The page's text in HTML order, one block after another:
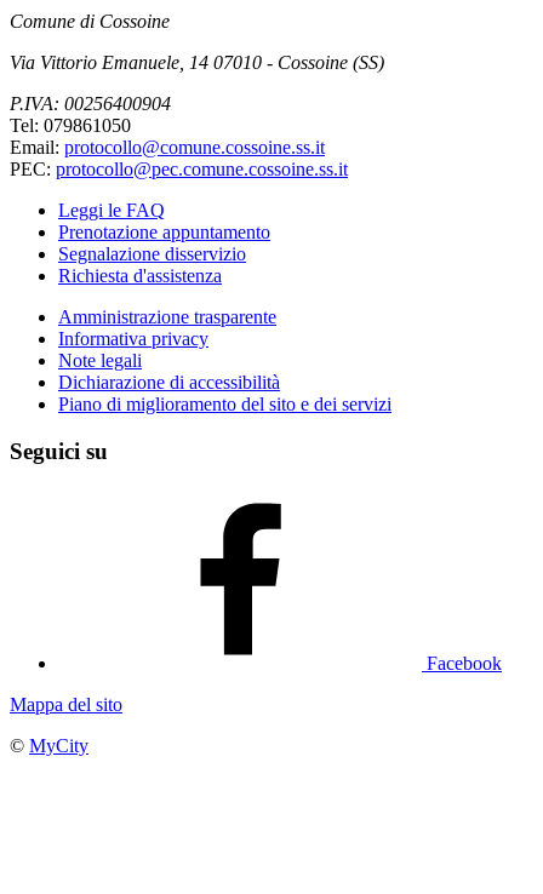
Comune di Cossoine
Via Vittorio Emanuele, 14 07010 - Cossoine (SS)
P.IVA: 00256400904
Tel: 079861050
Email: protocollo@comune.cossoine.ss.it
PEC: protocollo@pec.comune.cossoine.ss.it
Leggi le FAQ
Prenotazione appuntamento
Segnalazione disservizio
Richiesta d'assistenza
Amministrazione trasparente
Informativa privacy
Note legali
Dichiarazione di accessibilità
Piano di miglioramento del sito e dei servizi
Seguici su
Facebook
Mappa del sito
© MyCity